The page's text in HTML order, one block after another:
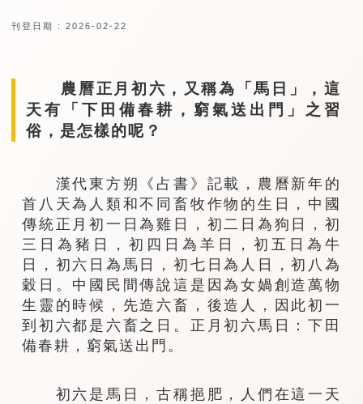
刊登日期 : 2026-02-22
農曆正月初六，又稱為「馬日」，這
天有「下田備春耕，窮氣送出門」之習
俗，是怎樣的呢？
漢代東方朔《占書》記載，農曆新年的
首八天為人類和不同畜牧作物的生日，中國
傳統正月初一日為雞日，初二日為狗日，初
三日為豬日，初四日為羊日，初五日為牛
日，初六日為馬日，初七日為人日，初八為
穀日。中國民間傳說這是因為女媧創造萬物
生靈的時候，先造六畜，後造人，因此初一
到初六都是六畜之日。正月初六馬日：下田
備春耕，窮氣送出門。
初六是馬日，古稱挹肥，人們在這一天